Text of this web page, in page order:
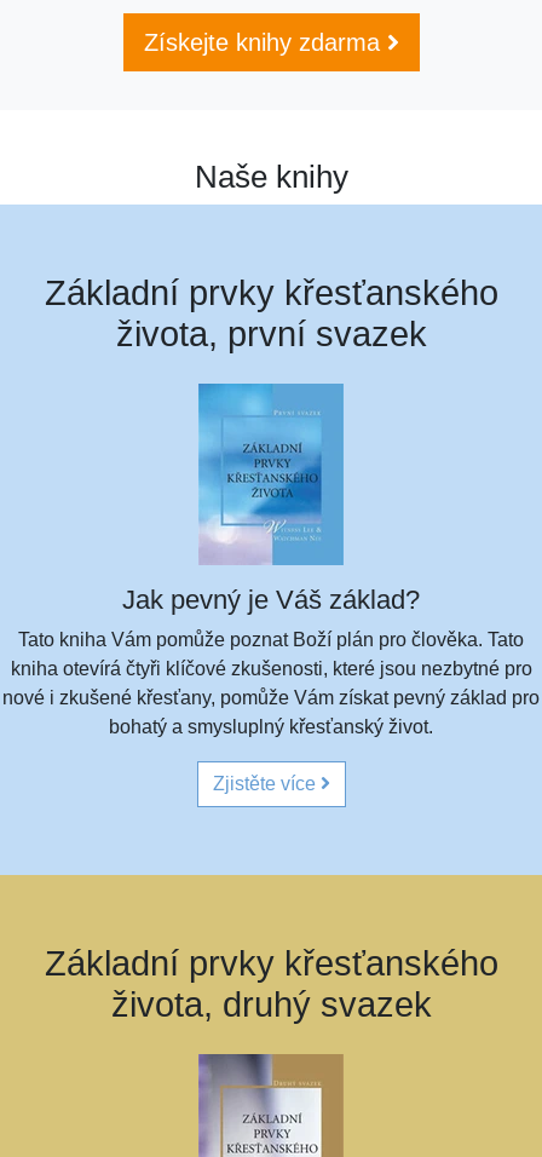
Získejte knihy zdarma
Naše knihy
Základní prvky křesťanského
života, první svazek
Jak pevný je Váš základ?
Tato kniha Vám pomůže poznat Boží plán pro člověka. Tato
kniha otevírá čtyři klíčové zkušenosti, které jsou nezbytné pro
nové i zkušené křesťany, pomůže Vám získat pevný základ pro
bohatý a smysluplný křesťanský život.
Zjistěte více
Základní prvky křesťanského
života, druhý svazek